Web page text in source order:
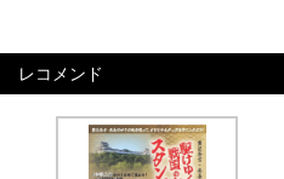
レコメンド